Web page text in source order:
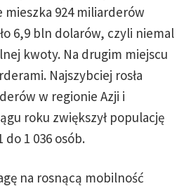
924 miliarderów
6,9 bln dolarów, czyli niemal
kwoty. Na drugim miejscu
Najszybciej rosła
w regionie Azji i
roku zwiększył populację
do 1 036 osób.
na rosnącą mobilność